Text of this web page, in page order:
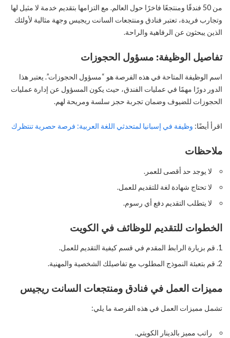
من 50 فندقًا ومنتجعًا فاخرًا حول العالم. مع التزامها بتقديم خدمة لا مثيل لها
وتجارب فريدة، تعتبر فنادق ومنتجعات السانت ريجيس وجهة مثالية لأولئك
الذين يبحثون عن الرفاهية والراحة.
تفاصيل الوظيفة: مسؤول الحجوزات
اسم الوظيفة المتاحة في هذه الفرصة هو “مسؤول الحجوزات”. يعتبر هذا
الدور دورًا مهمًا في عمليات الفندق، حيث يكون المسؤول عن إدارة عمليات
الحجوزات للضيوف وضمان تجربة حجز سلسة ومريحة لهم.
اقرأ أيضًا: وظيفة في إسبانيا لمتحدثي اللغة العربية: فرصة حصرية تنتظرك
ملاحظات
لا يوجد حد أقصى للعمر.
لا تحتاج شهادة لغة للتقديم للعمل.
لا يتطلب التقديم دفع أي رسوم.
الخطوات للتقديم للوظائف في الكويت
قم بزيارة الرابط المقدم في قسم كيفية التقديم للعمل.
قم بتعبئة النموذج المطلوب مع تفاصيلك الشخصية والمهنية.
مميزات العمل في فنادق ومنتجعات السانت ريجيس
تشمل مميزات العمل في هذه الفرصة ما يلي:
راتب مميز بالدينار الكويتي.